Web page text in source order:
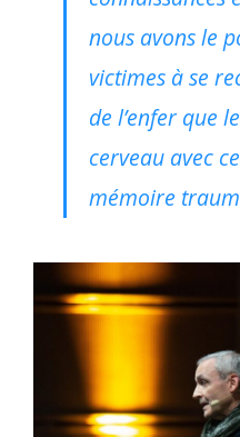
nous avons le
victimes à se
de l’enfer que
cerveau avec
mémoire